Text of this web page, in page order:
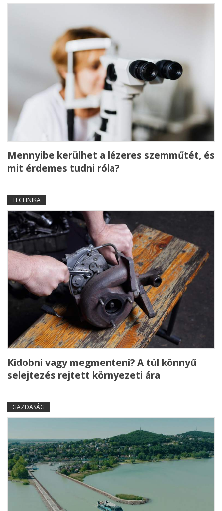
Mennyibe kerülhet a lézeres szemműtét, és
mit érdemes tudni róla?
TECHNIKA
Kidobni vagy megmenteni? A túl könnyű
selejtezés rejtett környezeti ára
GAZDASÁG